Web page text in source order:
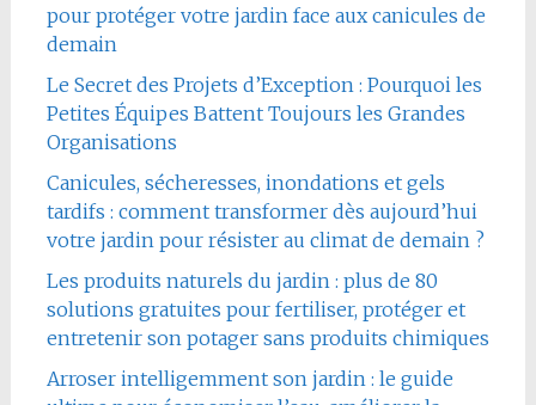
pour protéger votre jardin face aux canicules de
demain
Le Secret des Projets d’Exception : Pourquoi les
Petites Équipes Battent Toujours les Grandes
Organisations
Canicules, sécheresses, inondations et gels
tardifs : comment transformer dès aujourd’hui
votre jardin pour résister au climat de demain ?
Les produits naturels du jardin : plus de 80
solutions gratuites pour fertiliser, protéger et
entretenir son potager sans produits chimiques
Arroser intelligemment son jardin : le guide